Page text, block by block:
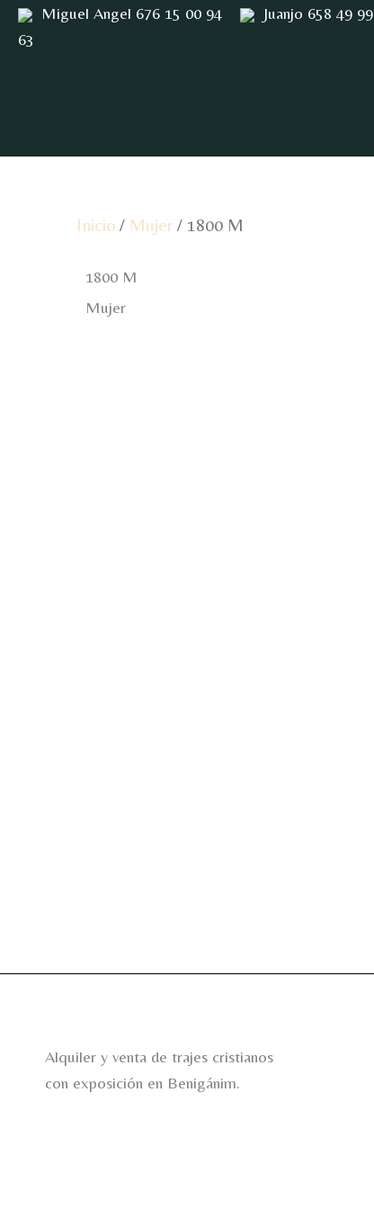
Miguel Angel 676 15 00 94
Juanjo 658 49 99
63
Inicio / Mujer / 1800 M
1800 M
Mujer
Alquiler y venta de trajes cristianos
con exposición en Benigánim.